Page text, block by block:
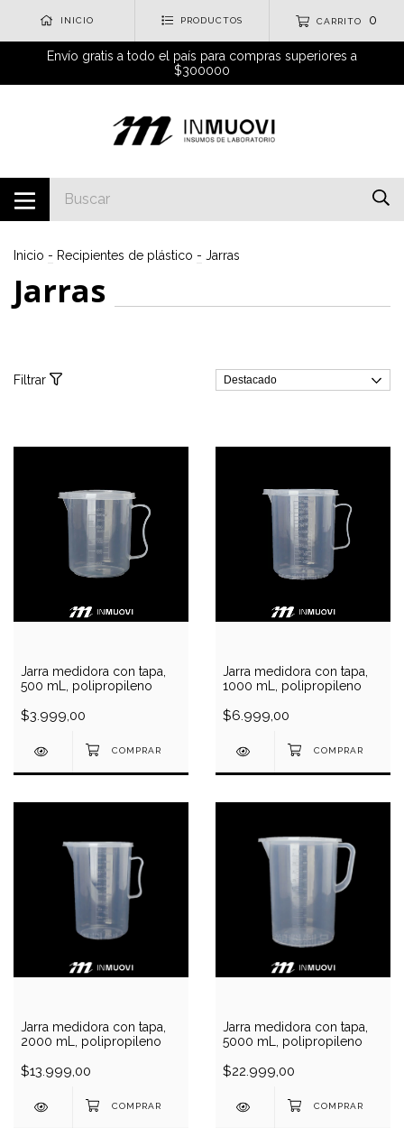
INICIO PRODUCTOS CARRITO 0
Envío gratis a todo el país para compras superiores a
$300000
Inicio - Recipientes de plástico - Jarras
Jarras
Filtrar
Jarra medidora con tapa,
500 mL, polipropileno
$3.999,00
Jarra medidora con tapa,
1000 mL, polipropileno
$6.999,00
Jarra medidora con tapa,
2000 mL, polipropileno
$13.999,00
Jarra medidora con tapa,
5000 mL, polipropileno
$22.999,00